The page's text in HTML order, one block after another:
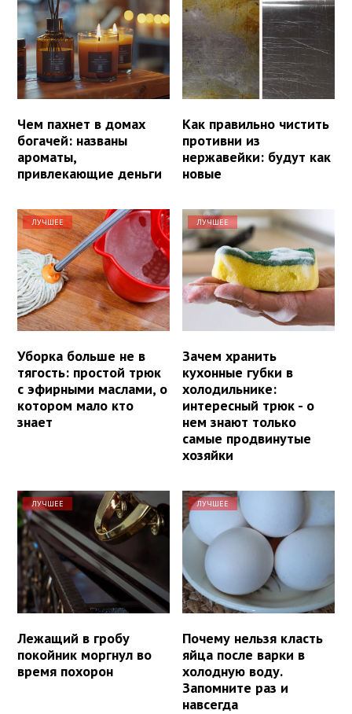
Чем пахнет в домах
богачей: названы
ароматы,
привлекающие деньги
Как правильно чистить
противни из
нержавейки: будут как
новые
ЛУЧШЕЕ
Уборка больше не в
тягость: простой трюк
с эфирными маслами, о
котором мало кто
знает
ЛУЧШЕЕ
Зачем хранить
кухонные губки в
холодильнике:
интересный трюк - о
нем знают только
самые продвинутые
хозяйки
ЛУЧШЕЕ
Лежащий в гробу
покойник моргнул во
время похорон
ЛУЧШЕЕ
Почему нельзя класть
яйца после варки в
холодную воду.
Запомните раз и
навсегда